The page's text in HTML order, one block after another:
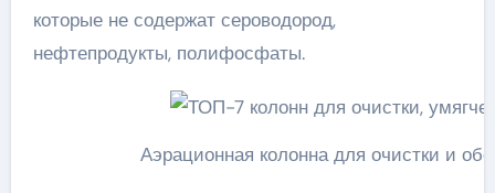
которые не содержат сероводород,
нефтепродукты, полифосфаты.
Аэрационная колонна для очистки и